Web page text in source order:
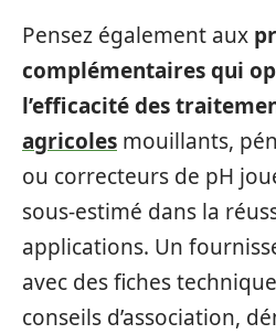
Pensez également aux
complémentaires qui
l’efficacité des
agricoles mouillants,
ou correcteurs de pH
sous-estimé dans la
applications. Un
avec des fiches
conseils d’association,